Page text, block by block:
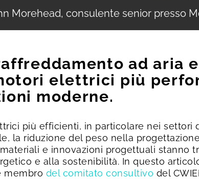
Morehead, consulente senior presso
ad aria
elettrici più
moderne.
più efficienti, in particolare nei settori
la riduzione del peso nella
e innovazioni progettuali stanno
e alla sostenibilità. In questo
membro del comitato consultivo del